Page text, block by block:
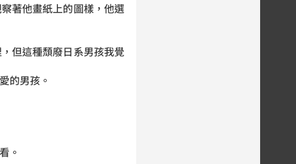
著他畫紙上的圖樣，他選
但這種頹廢日系男孩我覺
的男孩。
。